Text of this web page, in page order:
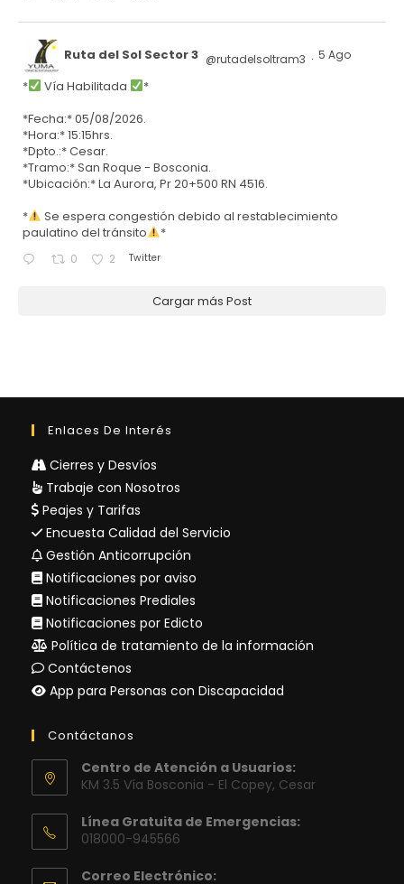
Ruta del Sol Sector 3 @rutadelsoltram3 · 5 Ago
* Vía Habilitada
*
*Fecha:* 05/08/2026.
*Hora:* 15:15hrs.
*Dpto.:* Cesar.
*Tramo:* San Roque - Bosconia.
*Ubicación:* La Aurora, Pr 20+500 RN 4516.
*
Se espera congestión debido al restablecimiento
paulatino del tránsito
*
0 2 Twitter
Cargar más Post
Enlaces De Interés
Cierres y Desvíos
Trabaje con Nosotros
Peajes y Tarifas
Encuesta Calidad del Servicio
Gestión Anticorrupción
Notificaciones por aviso
Notificaciones Prediales
Notificaciones por Edicto
Política de tratamiento de la información
Contáctenos
App para Personas con Discapacidad
Contáctanos
Centro de Atención a Usuarios:
KM 3.5 Vía Bosconia - El Copey, Cesar
Línea Gratuita de Emergencias:
018000-945566
Correo Electrónico: